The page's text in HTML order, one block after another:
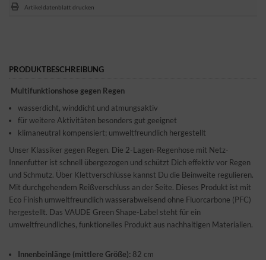
Artikeldatenblatt drucken
PRODUKTBESCHREIBUNG
Multifunktionshose gegen Regen
wasserdicht, winddicht und atmungsaktiv
für weitere Aktivitäten besonders gut geeignet
klimaneutral kompensiert; umweltfreundlich hergestellt
Unser Klassiker gegen Regen. Die 2-Lagen-Regenhose mit Netz-
Innenfutter ist schnell übergezogen und schützt Dich effektiv vor Regen
und Schmutz. Über Klettverschlüsse kannst Du die Beinweite regulieren.
Mit durchgehendem Reißverschluss an der Seite. Dieses Produkt ist mit
Eco Finish umweltfreundlich wasserabweisend ohne Fluorcarbone (PFC)
hergestellt. Das VAUDE Green Shape-Label steht für ein
umweltfreundliches, funktionelles Produkt aus nachhaltigen Materialien.
Innenbeinlänge (mittlere Größe): 82 cm